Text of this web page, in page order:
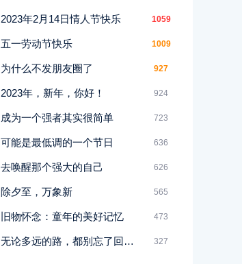
2023年2月14日情人节快乐 1059
五一劳动节快乐 1009
为什么不发朋友圈了 927
2023年，新年，你好！ 924
成为一个强者其实很简单 723
可能是最低调的一个节日 636
去唤醒那个强大的自己 626
除夕至，万象新 565
旧物怀念：童年的美好记忆 473
无论多远的路，都别忘了回家的路 327